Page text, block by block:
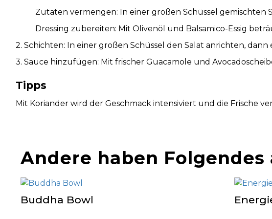
Zutaten vermengen: In einer großen Schüssel gemischten
Dressing zubereiten: Mit Olivenöl und Balsamico-Essig
2. Schichten: In einer großen Schüssel den Salat anrichten,
3. Sauce hinzufügen: Mit frischer Guacamole und
Tipps
Mit Koriander wird der Geschmack intensiviert und die Frische
Andere haben Folgendes
Buddha Bowl